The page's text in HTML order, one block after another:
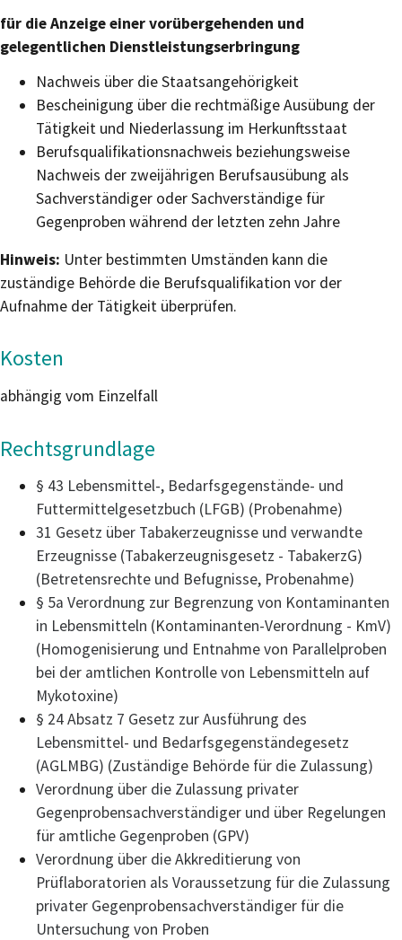
für die Anzeige einer vorübergehenden und
gelegentlichen Dienstleistungserbringung
Nachweis über die Staatsangehörigkeit
Bescheinigung über die rechtmäßige Ausübung der
Tätigkeit und Niederlassung im Herkunftsstaat
Berufsqualifikationsnachweis beziehungsweise
Nachweis der zweijährigen Berufsausübung als
Sachverständiger oder Sachverständige für
Gegenproben während der letzten zehn Jahre
Hinweis: Unter bestimmten Umständen kann die
zuständige Behörde die Berufsqualifikation vor der
Aufnahme der Tätigkeit überprüfen.
Kosten
abhängig vom Einzelfall
Rechtsgrundlage
§ 43 Lebensmittel-, Bedarfsgegenstände- und
Futtermittelgesetzbuch (LFGB) (Probenahme)
31 Gesetz über Tabakerzeugnisse und verwandte
Erzeugnisse (Tabakerzeugnisgesetz - TabakerzG)
(Betretensrechte und Befugnisse, Probenahme)
§ 5a Verordnung zur Begrenzung von Kontaminanten
in Lebensmitteln (Kontaminanten-Verordnung - KmV)
(Homogenisierung und Entnahme von Parallelproben
bei der amtlichen Kontrolle von Lebensmitteln auf
Mykotoxine)
§ 24 Absatz 7 Gesetz zur Ausführung des
Lebensmittel- und Bedarfsgegenständegesetz
(AGLMBG) (Zuständige Behörde für die Zulassung)
Verordnung über die Zulassung privater
Gegenprobensachverständiger und über Regelungen
für amtliche Gegenproben (GPV)
Verordnung über die Akkreditierung von
Prüflaboratorien als Voraussetzung für die Zulassung
privater Gegenprobensachverständiger für die
Untersuchung von Proben